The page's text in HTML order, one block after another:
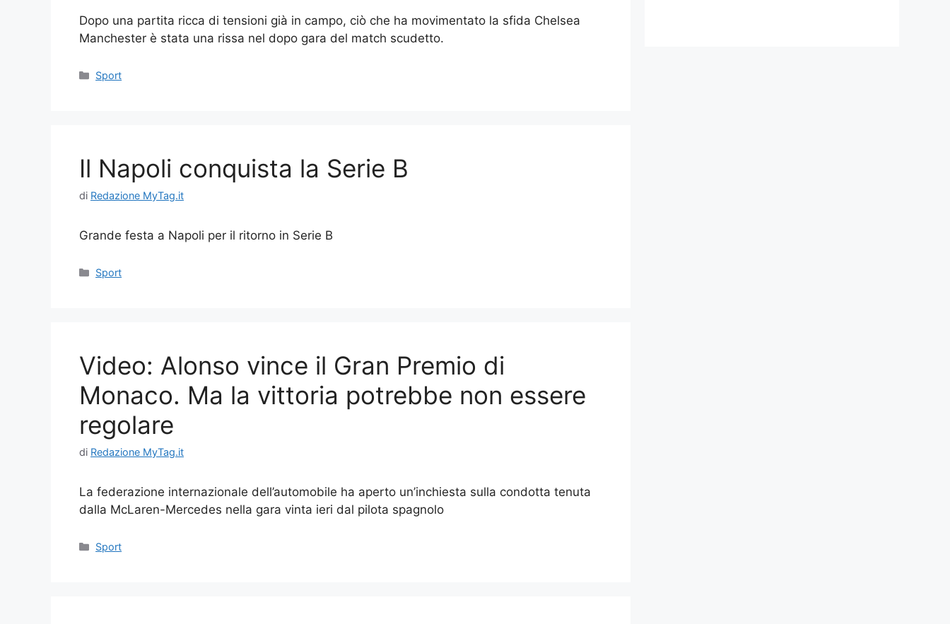
Dopo una partita ricca di tensioni già in campo, ciò che ha movimentato la sfida Chelsea
Manchester è stata una rissa nel dopo gara del match scudetto.
Categorie
Sport
Il Napoli conquista la Serie B
di Redazione MyTag.it
Grande festa a Napoli per il ritorno in Serie B
Categorie
Sport
Video: Alonso vince il Gran Premio di
Monaco. Ma la vittoria potrebbe non essere
regolare
di Redazione MyTag.it
La federazione internazionale dell’automobile ha aperto un’inchiesta sulla condotta tenuta
dalla McLaren-Mercedes nella gara vinta ieri dal pilota spagnolo
Categorie
Sport